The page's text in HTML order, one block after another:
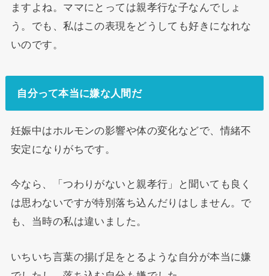
ますよね。ママにとっては親孝行な子なんでしょ
う。でも、私はこの表現をどうしても好きになれな
いのです。
自分って本当に嫌な人間だ
妊娠中はホルモンの影響や体の変化などで、情緒不
安定になりがちです。
今なら、「つわりがないと親孝行」と聞いても良く
は思わないですが特別落ち込んだりはしません。で
も、当時の私は違いました。
いちいち言葉の揚げ足をとるような自分が本当に嫌